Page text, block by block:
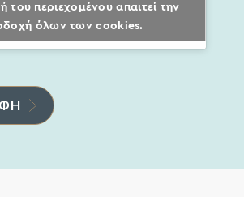
του περιεχομένου απαιτεί την
όλων των cookies.